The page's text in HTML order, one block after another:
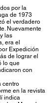
por la
de 1973
el verdadero
Nuevamente
las
era el
Expedición
de lograr el
lo que
con
centro
en la revista
indica